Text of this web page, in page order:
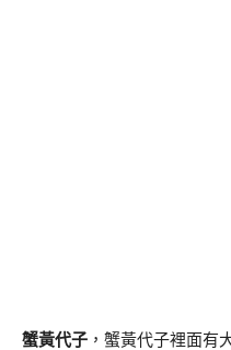
蟹黃代子 ，蟹黃代子裡面有